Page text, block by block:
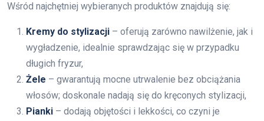
Wśród najchętniej wybieranych produktów znajdują się:
Kremy do stylizacji – oferują zarówno nawilżenie, jak i
wygładzenie, idealnie sprawdzając się w przypadku
długich fryzur,
Żele – gwarantują mocne utrwalenie bez obciążania
włosów; doskonale nadają się do kręconych stylizacji,
Pianki – dodają objętości i lekkości, co czyni je